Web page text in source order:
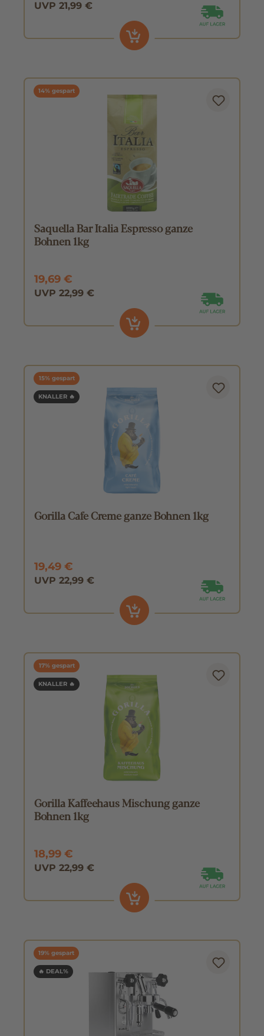
UVP 21,99 €
14% gespart
Saquella Bar Italia Espresso ganze
Bohnen 1kg
19,69 €
UVP 22,99 €
15% gespart
KNALLER 🔥
Gorilla Cafe Creme ganze Bohnen 1kg
19,49 €
UVP 22,99 €
17% gespart
KNALLER 🔥
Gorilla Kaffeehaus Mischung ganze
Bohnen 1kg
18,99 €
UVP 22,99 €
19% gespart
🔥 DEAL%